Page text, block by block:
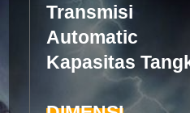
Automatic